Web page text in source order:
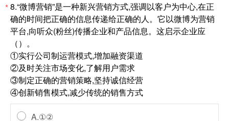
*8.“微博营销”是一种新兴营销方式,强调以客户为中心,在正
确的时间把正确的信息传递给正确的人。它以微博为营销
平台,向听众(粉丝)传播企业和产品信息。这启示企业应
（）。
①实行公司制运营模式,增加融资渠道
②及时关注市场变化,了解用户需求
③制定正确的营销策略,坚持诚信经营
④创新销售模式,减少传统的销售方式
A.①②